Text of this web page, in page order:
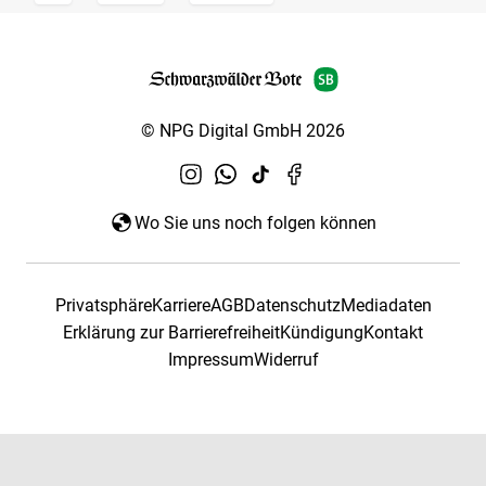
© NPG Digital GmbH 2026
Wo Sie uns noch folgen können
PrivatsphäreKarriereAGBDatenschutzMediadaten
Erklärung zur BarrierefreiheitKündigungKontakt
ImpressumWiderruf